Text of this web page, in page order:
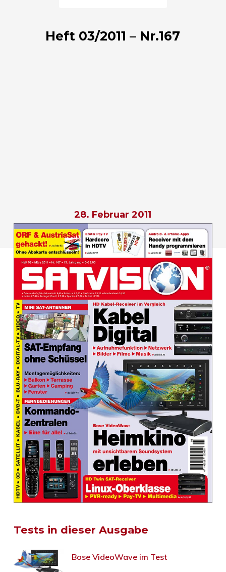
Heft 03/2011 – Nr.167
28. Februar 2011
Tests in dieser Ausgabe
Bose VideoWave im Test